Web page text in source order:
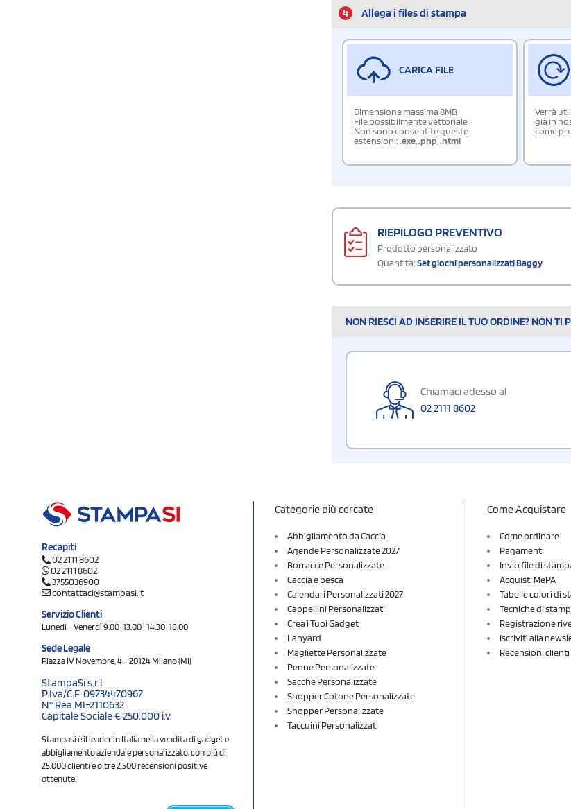
4 Allega i files di stampa
CARICA FILE
Dimensione massima 8MB
File possibilmente vettoriale
Non sono consentite queste
estensioni:.exe,.php,.html
Verrà
già in
come
RIEPILOGO PREVENTIVO
Prodotto personalizzato
Quantità:Set giochi personalizzati Baggy
NON RIESCI AD INSERIRE IL TUO ORDINE? NON TI
Chiamaci adesso al
02 2111 8602
Recapiti
02 2111 8602
02 2111 8602
3755036900
contattaci@stampasi.it
Servizio Clienti
Lunedì - Venerdì 9.00-13.00 | 14.30-18.00
Sede Legale
Piazza IV Novembre, 4 - 20124 Milano (MI)
StampaSi s.r.l.
P.Iva/C.F. 09734470967
N° Rea MI-2110632
Capitale Sociale € 250.000 i.v.
Stampasi è il leader in Italia nella vendita di gadget e
abbigliamento aziendale personalizzato, con più di
25.000 clienti e oltre 2.500 recensioni positive
ottenute.
Categorie più cercate
Abbigliamento da Caccia
Agende Personalizzate 2027
Borracce Personalizzate
Caccia e pesca
Calendari Personalizzati 2027
Cappellini Personalizzati
Crea i Tuoi Gadget
Lanyard
Magliette Personalizzate
Penne Personalizzate
Sacche Personalizzate
Shopper Cotone Personalizzate
Shopper Personalizzate
Taccuini Personalizzati
Come Acquistare
Come ordinare
Pagamenti
Invio file di
Acquisti MePA
Tabelle colori di
Tecniche di
Registrazione
Iscriviti alla
Recensioni clienti